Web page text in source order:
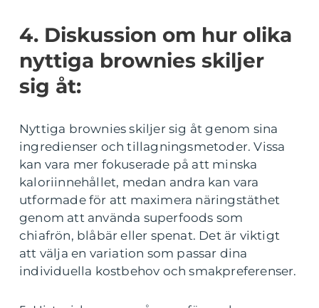
4. Diskussion om hur olika
nyttiga brownies skiljer
sig åt:
Nyttiga brownies skiljer sig åt genom sina
ingredienser och tillagningsmetoder. Vissa
kan vara mer fokuserade på att minska
kaloriinnehållet, medan andra kan vara
utformade för att maximera näringstäthet
genom att använda superfoods som
chiafrön, blåbär eller spenat. Det är viktigt
att välja en variation som passar dina
individuella kostbehov och smakpreferenser.